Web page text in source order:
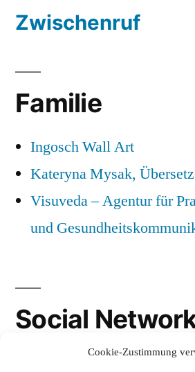
Cookie-Zustimmung
Zwischenruf
Familie
Ingosch Wall Art
Kateryna Mysak,
Visuveda – Agentur für
und
Social